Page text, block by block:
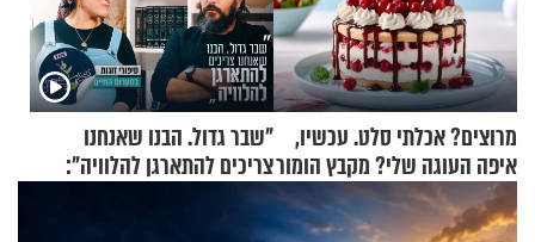
מרוצים? אכלתי סלט. עכשיו,
איפה העוגה שלי? מקבץ הומור
כייפי מספר 1
"שבר גדול. הבנו שאנחנו
צריכים להתארגן להלוויה":
זוגיות במבחן, הפעם עם מרים
וגד דנינו